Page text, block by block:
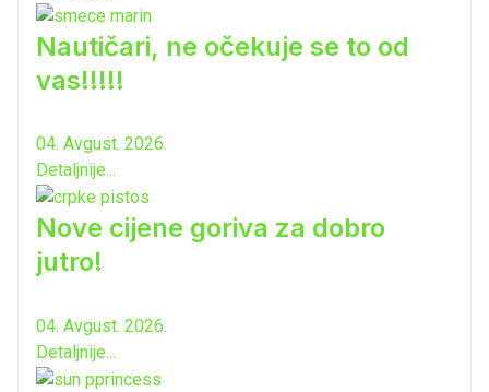
Nautičari, ne očekuje se to od
vas!!!!!
04. Avgust. 2026.
Detaljnije...
Nove cijene goriva za dobro
jutro!
04. Avgust. 2026.
Detaljnije...